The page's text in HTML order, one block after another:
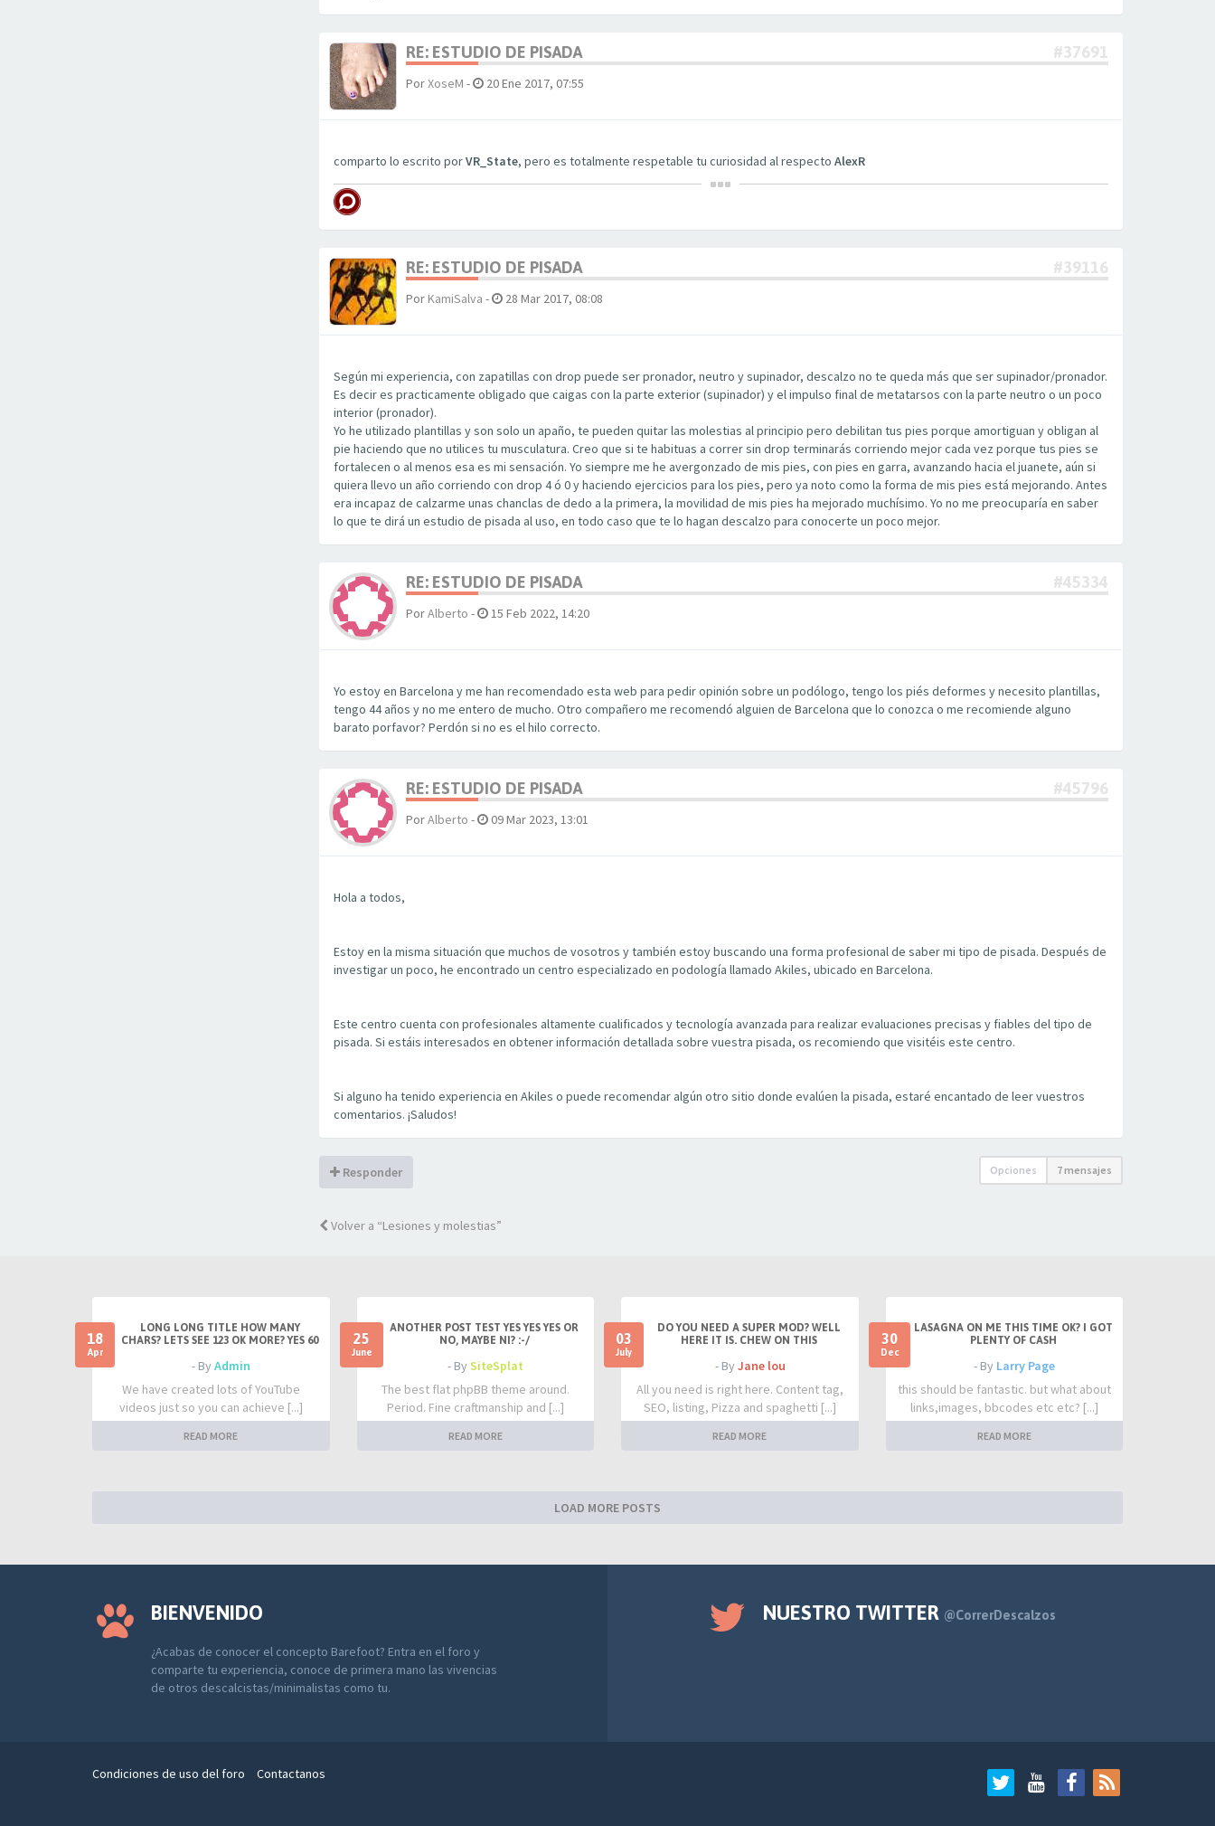
RE: ESTUDIO DE PISADA #37691
PorXoseM - 20 Ene 2017, 07:55
comparto lo escrito porVR_State, pero es totalmente respetable tu curiosidad al respecto AlexR
RE: ESTUDIO DE PISADA #39116
Por KamiSalva - 28 Mar 2017, 08:08
Según mi experiencia, con zapatillas con drop puede ser pronador, neutro y supinador, descalzo no te queda más que ser supinador/pronador.
Es decir es practicamente obligado que caigas con la parte exterior (supinador) y el impulso final de metatarsos con la parte neutro o un poco
interior (pronador).
Yo he utilizado plantillas y son solo un apaño, te pueden quitar las molestias al principio pero debilitan tus pies porque amortiguan y obligan al
pie haciendo que no utilices tu musculatura. Creo que si te habituas a correr sin drop terminarás corriendo mejor cada vez porque tus pies se
fortalecen o al menos esa es mi sensación. Yo siempre me he avergonzado de mis pies, con pies en garra, avanzando hacia el juanete, aún si
quiera llevo un año corriendo con drop 4 ó 0 y haciendo ejercicios para los pies, pero ya noto como la forma de mis pies está mejorando. Antes
era incapaz de calzarme unas chanclas de dedo a la primera, la movilidad de mis pies ha mejorado muchísimo. Yo no me preocuparía en saber
lo que te dirá un estudio de pisada al uso, en todo caso que te lo hagan descalzo para conocerte un poco mejor.
RE: ESTUDIO DE PISADA #45334
PorAlberto - 15 Feb 2022, 14:20
Yo estoy en Barcelona y me han recomendado esta web para pedir opinión sobre un podólogo, tengo los piés deformes y necesito plantillas,
tengo 44 años y no me entero de mucho. Otro compañero me recomendó alguien de Barcelona que lo conozca o me recomiende alguno
barato porfavor? Perdón si no es el hilo correcto.
RE: ESTUDIO DE PISADA #45796
PorAlberto - 09 Mar 2023, 13:01
Hola a todos,
Estoy en la misma situación que muchos de vosotros y también estoy buscando una forma profesional de saber mi tipo de pisada. Después de
investigar un poco, he encontrado un centro especializado en podología llamado Akiles, ubicado en Barcelona.
Este centro cuenta con profesionales altamente cualificados y tecnología avanzada para realizar evaluaciones precisas y fiables del tipo de
pisada. Si estáis interesados en obtener información detallada sobre vuestra pisada, os recomiendo que visitéis este centro.
Si alguno ha tenido experiencia en Akiles o puede recomendar algún otro sitio donde evalúen la pisada, estaré encantado de leer vuestros
comentarios. ¡Saludos!
Responder Opciones 7 mensajes
Volver a “Lesiones y molestias”
18
Apr
LONG LONG TITLE HOW MANY
CHARS? LETS SEE 123 OK MORE? YES 60
- ByAdmin
We have created lots of YouTube
videos just so you can achieve [...]
READ MORE
25
June
ANOTHER POST TEST YES YES YES OR
NO, MAYBE NI? :-/
- BySiteSplat
The best flat phpBB theme around.
Period. Fine craftmanship and [...]
READ MORE
03
July
DO YOU NEED A SUPER MOD? WELL
HERE IT IS. CHEW ON THIS
- By Jane lou
All you need is right here. Content tag,
SEO, listing, Pizza and spaghetti [...]
READ MORE
30
Dec
LASAGNA ON ME THIS TIME OK? I GOT
PLENTY OF CASH
- By Larry Page
this should be fantastic. but what about
links,images, bbcodes etc etc? [...]
READ MORE
LOAD MORE POSTS
BIENVENIDO
¿Acabas de conocer el concepto Barefoot? Entra en el foro y
comparte tu experiencia, conoce de primera mano las vivencias
de otros descalcistas/minimalistas como tu.
NUESTRO TWITTER @CorrerDescalzos
Condiciones de uso del foro Contactanos